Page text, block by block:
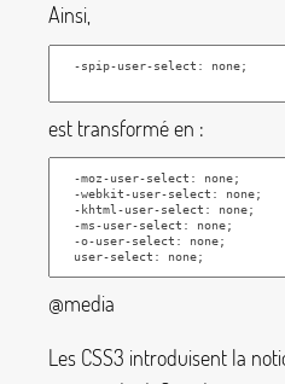
Ainsi,
est transformé en :
@media
Les CSS3 introduisent la